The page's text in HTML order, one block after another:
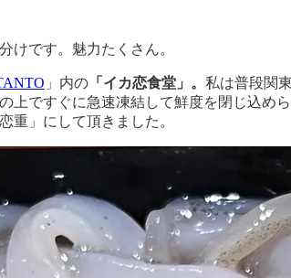
けです。魅力たくさん。
」内の 「イカ恋食堂」。 私は普段関
上ですぐに急速凍結して鮮度を閉じ込
重」にして頂きました。